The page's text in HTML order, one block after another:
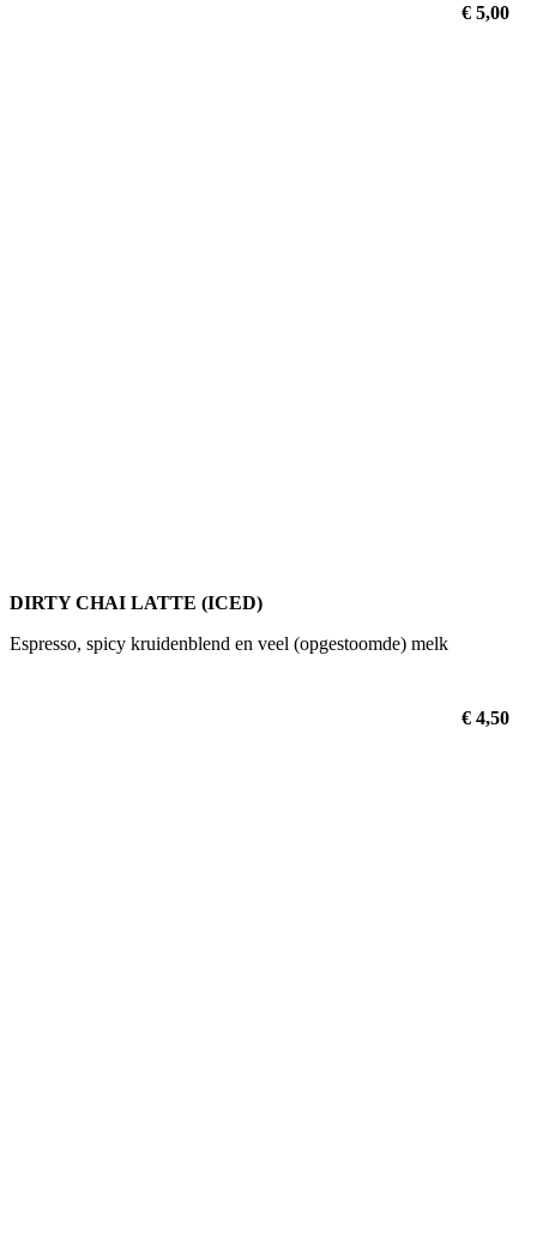
DIRTY CHAI LATTE (ICED)
Espresso, spicy kruidenblend en veel (opgestoomde) melk
€ 5,00
€ 4,50